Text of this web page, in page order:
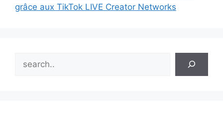
grâce aux TikTok LIVE Creator Networks